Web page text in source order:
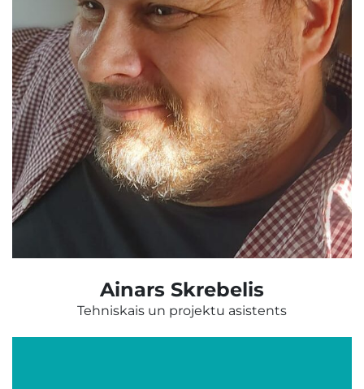
Ainars Skrebelis
Tehniskais un projektu asistents